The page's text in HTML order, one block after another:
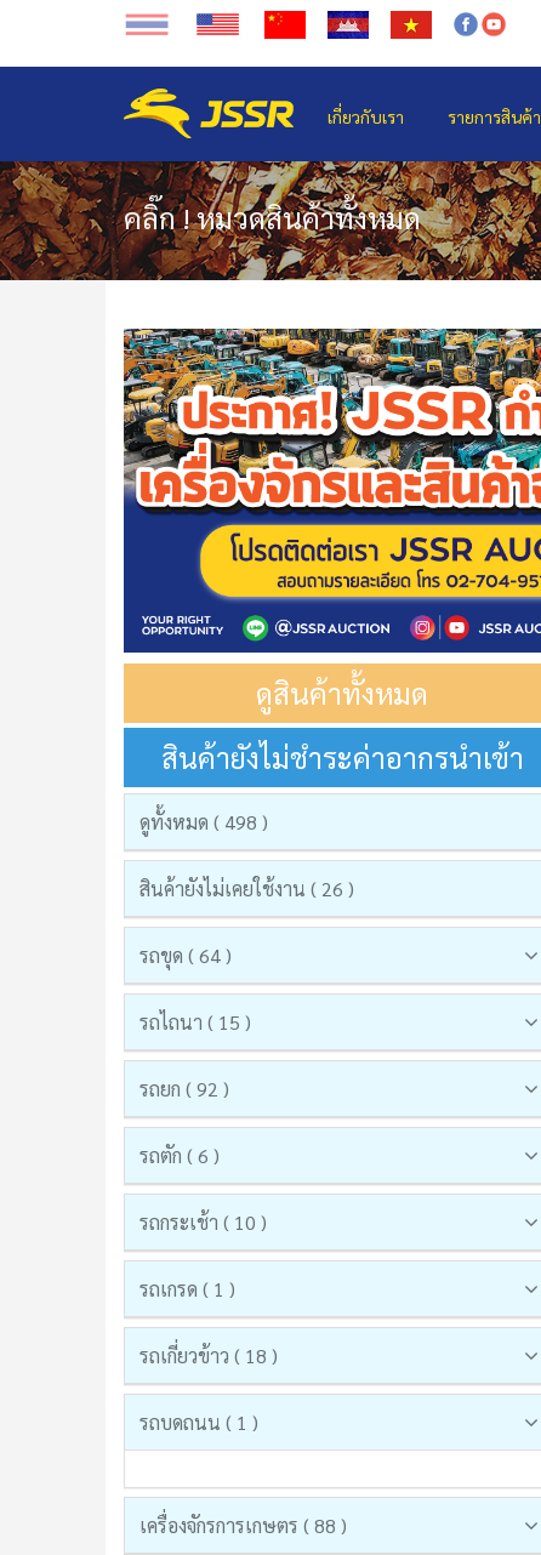
เกี่ยวกับเรา รายการสินค้า
คลิ๊ก ! หมวดสินค้าทั้งหมด
ดูสินค้าทั้งหมด
สินค้ายังไม่ชำระค่าอากรนำเข้า
ดูทั้งหมด ( 498 )
สินค้ายังไม่เคยใช้งาน ( 26 )
รถขุด ( 64 )
รถไถนา ( 15 )
รถยก ( 92 )
รถตัก ( 6 )
รถกระเช้า ( 10 )
รถเกรด ( 1 )
รถเกี่ยวข้าว ( 18 )
รถบดถนน ( 1 )
เครื่องจักรการเกษตร ( 88 )